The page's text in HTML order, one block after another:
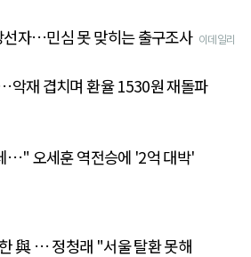
선자…민심 못 맞히는 출구조사 이데일리
재 겹치며 환율 1530원 재돌파
…" 오세훈 역전승에 '2억 대박'
與 … 정청래 "서울 탈환 못해